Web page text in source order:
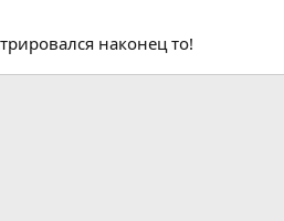
наконец то!